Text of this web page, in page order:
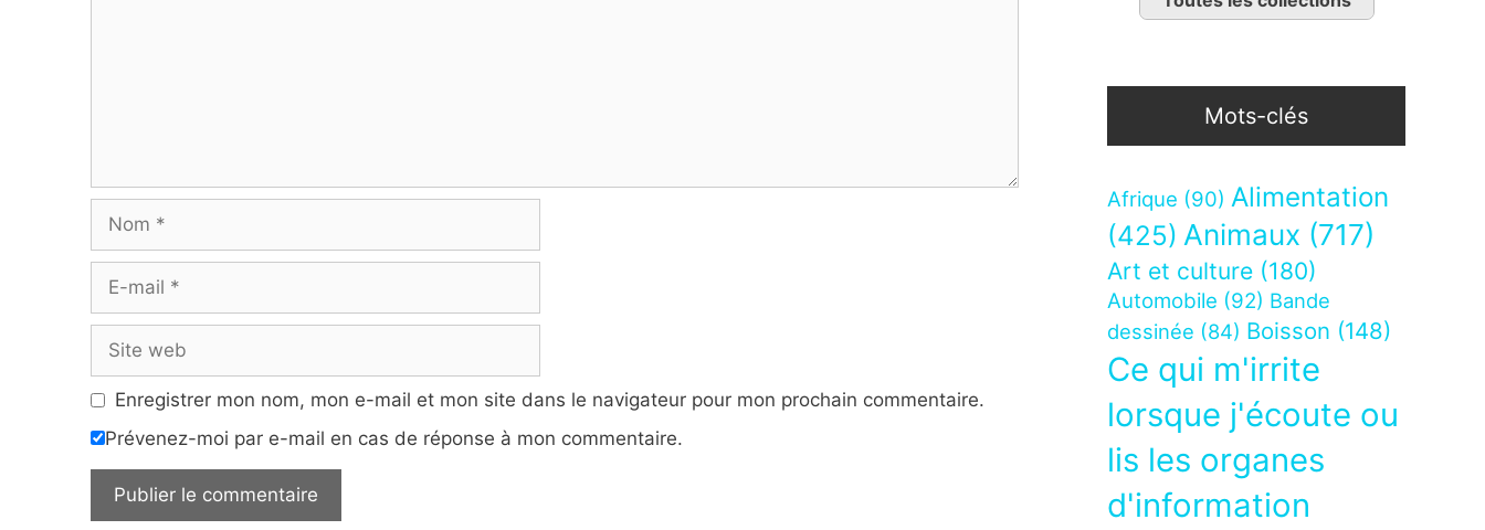
mail
web
Enregistrer mon nom, mon e-mail et mon site dans le navigateur pour mon prochain commentaire.
Prévenez-moi par e-mail en cas de réponse à mon commentaire.
Mots-clés
Afrique (90) Alimentation
(425) Animaux (717)
Art et culture (180)
Automobile (92) Bande
dessinée (84) Boisson (148)
Ce qui m'irrite
lorsque j'écoute ou
lis les organes
d'information